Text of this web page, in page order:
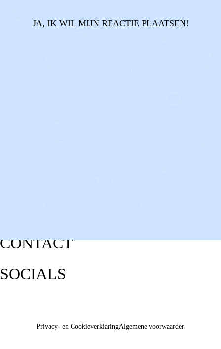
JA, IK WIL MIJN REACTIE PLAATSEN!
CONTACT
SOCIALS
Privacy- en CookieverklaringAlgemene voorwaarden